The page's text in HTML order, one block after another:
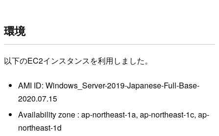
環境
以下のEC2インスタンスを利用しました。
AMI ID: Windows_Server-2019-Japanese-Full-Base-
2020.07.15
Availability zone : ap-northeast-1a, ap-northeast-1c, ap-
northeast-1d